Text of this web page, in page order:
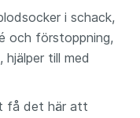
i schack,
och förstoppning,
hjälper till med
få det här att